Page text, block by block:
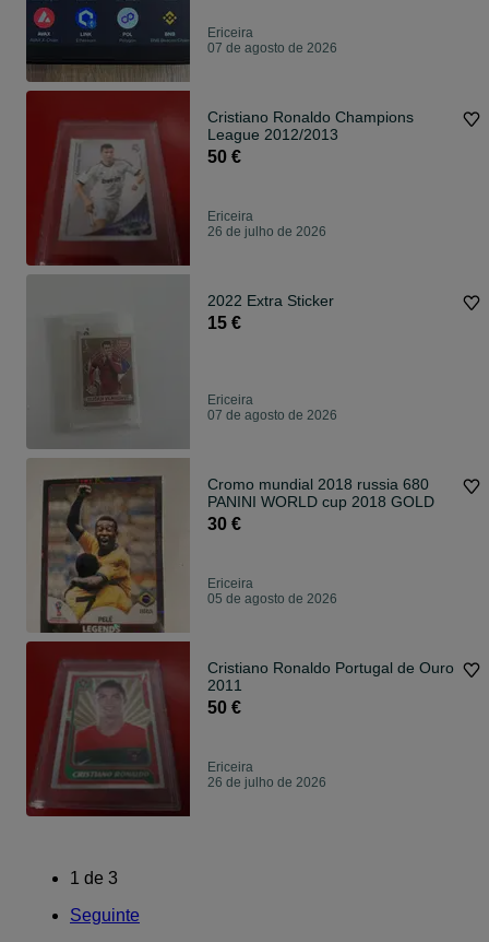
Ericeira
07 de agosto de 2026
Cristiano Ronaldo Champions
League 2012/2013
50 €
Ericeira
26 de julho de 2026
2022 Extra Sticker
15 €
Ericeira
07 de agosto de 2026
Cromo mundial 2018 russia 680
PANINI WORLD cup 2018 GOLD
30 €
Ericeira
05 de agosto de 2026
Cristiano Ronaldo Portugal de Ouro
2011
50 €
Ericeira
26 de julho de 2026
1 de 3
Seguinte